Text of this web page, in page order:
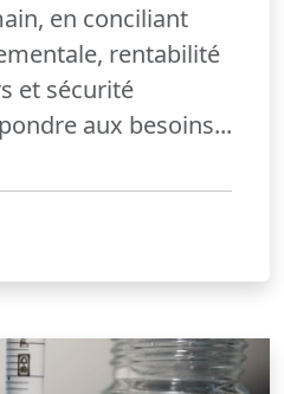
en conciliant
rentabilité
et sécurité
aux besoins...